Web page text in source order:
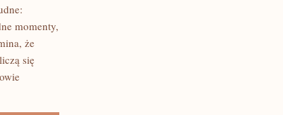
momenty,
że
się